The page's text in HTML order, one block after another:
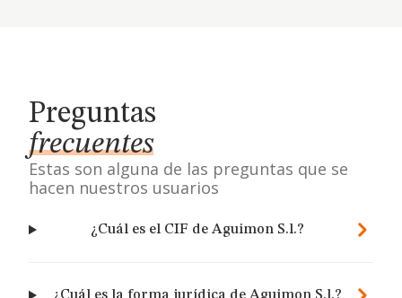
Preguntas
frecuentes
Estas son alguna de las preguntas que se
hacen nuestros usuarios
¿Cuál es el CIF de Aguimon S.l.?